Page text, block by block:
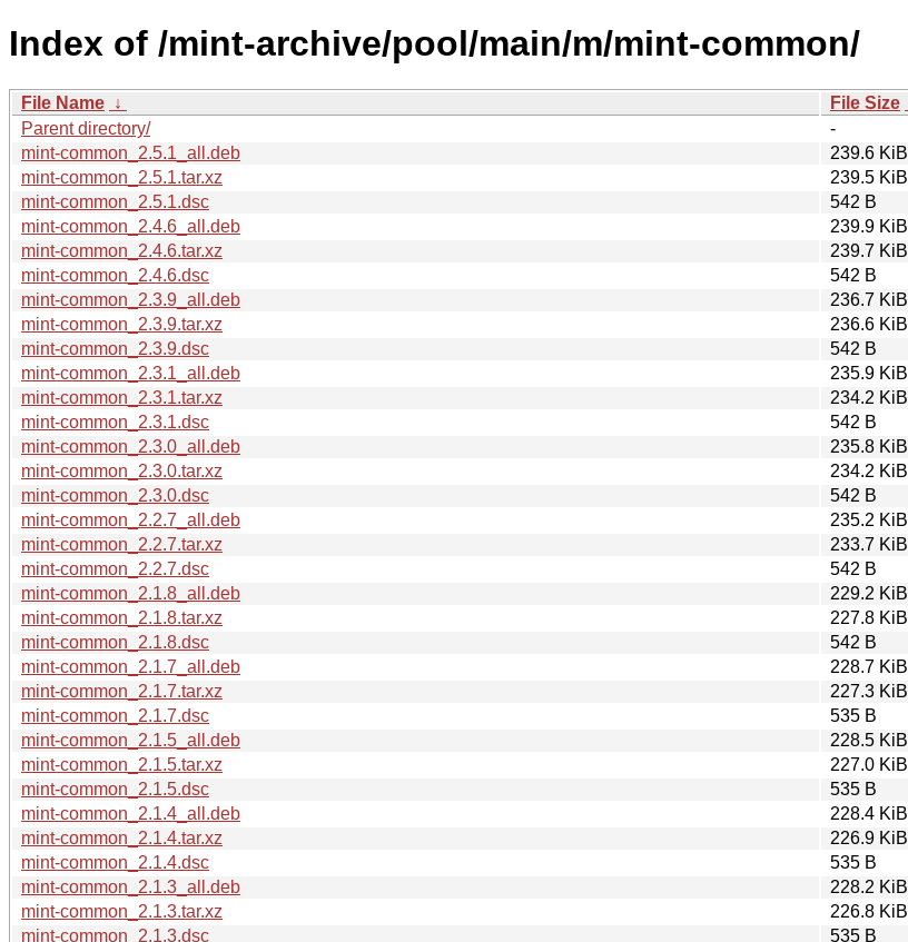
Index of /mint-archive/pool/main/m/mint-common/
File Name ↓ File Size
Parent directory/
-
mint-common_2.5.1_all.deb
239.6 KiB
mint-common_2.5.1.tar.xz
239.5 KiB
mint-common_2.5.1.dsc
542 B
mint-common_2.4.6_all.deb
239.9 KiB
mint-common_2.4.6.tar.xz
239.7 KiB
mint-common_2.4.6.dsc
542 B
mint-common_2.3.9_all.deb
236.7 KiB
mint-common_2.3.9.tar.xz
236.6 KiB
mint-common_2.3.9.dsc
542 B
mint-common_2.3.1_all.deb
235.9 KiB
mint-common_2.3.1.tar.xz
234.2 KiB
mint-common_2.3.1.dsc
542 B
mint-common_2.3.0_all.deb
235.8 KiB
mint-common_2.3.0.tar.xz
234.2 KiB
mint-common_2.3.0.dsc
542 B
mint-common_2.2.7_all.deb
235.2 KiB
mint-common_2.2.7.tar.xz
233.7 KiB
mint-common_2.2.7.dsc
542 B
mint-common_2.1.8_all.deb
229.2 KiB
mint-common_2.1.8.tar.xz
227.8 KiB
mint-common_2.1.8.dsc
542 B
mint-common_2.1.7_all.deb
228.7 KiB
mint-common_2.1.7.tar.xz
227.3 KiB
mint-common_2.1.7.dsc
535 B
mint-common_2.1.5_all.deb
228.5 KiB
mint-common_2.1.5.tar.xz
227.0 KiB
mint-common_2.1.5.dsc
535 B
mint-common_2.1.4_all.deb
228.4 KiB
mint-common_2.1.4.tar.xz
226.9 KiB
mint-common_2.1.4.dsc
535 B
mint-common_2.1.3_all.deb
228.2 KiB
mint-common_2.1.3.tar.xz
226.8 KiB
mint-common_2.1.3.dsc
535 B